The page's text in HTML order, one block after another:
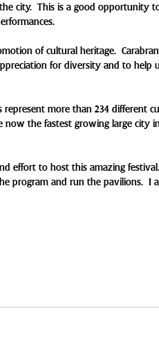
city.  This is a good opportunity
of cultural heritage.
for diversity and to help
represent more than 234 different
now the fastest growing large city
effort to host this amazing
program and run the pavilions.  I